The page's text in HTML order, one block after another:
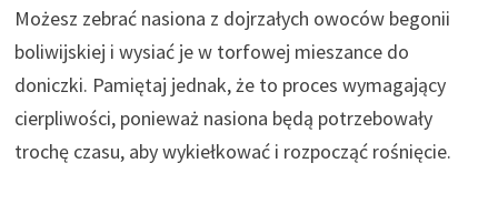
Możesz zebrać nasiona z dojrzałych owoców begonii
boliwijskiej i wysiać je w torfowej mieszance do
doniczki. Pamiętaj jednak, że to proces wymagający
cierpliwości, ponieważ nasiona będą potrzebowały
trochę czasu, aby wykiełkować i rozpocząć rośnięcie.